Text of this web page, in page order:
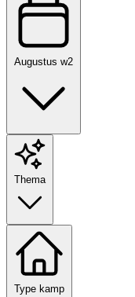
Augustus w2
Thema
Type kamp